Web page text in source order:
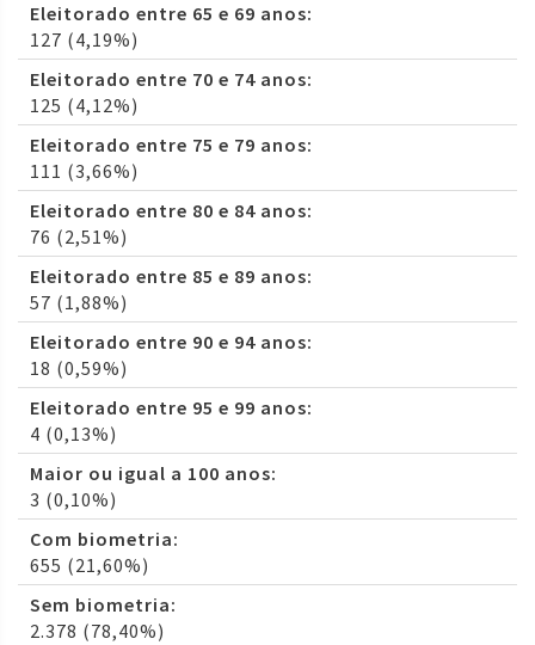
Eleitorado entre 65 e 69 anos:
127 (4,19%)
Eleitorado entre 70 e 74 anos:
125 (4,12%)
Eleitorado entre 75 e 79 anos:
111 (3,66%)
Eleitorado entre 80 e 84 anos:
76 (2,51%)
Eleitorado entre 85 e 89 anos:
57 (1,88%)
Eleitorado entre 90 e 94 anos:
18 (0,59%)
Eleitorado entre 95 e 99 anos:
4 (0,13%)
Maior ou igual a 100 anos:
3 (0,10%)
Com biometria:
655 (21,60%)
Sem biometria:
2.378 (78,40%)